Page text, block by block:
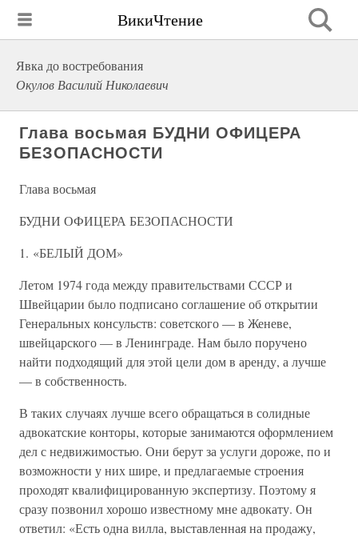
ВикиЧтение
Явка до востребования
Окулов Василий Николаевич
Глава восьмая БУДНИ ОФИЦЕРА
БЕЗОПАСНОСТИ
Глава восьмая
БУДНИ ОФИЦЕРА БЕЗОПАСНОСТИ
1. «БЕЛЫЙ ДОМ»
Летом 1974 года между правительствами СССР и
Швейцарии было подписано соглашение об открытии
Генеральных консульств: советского — в Женеве,
швейцарского — в Ленинграде. Нам было поручено
найти подходящий для этой цели дом в аренду, а лучше
— в собственность.
В таких случаях лучше всего обращаться в солидные
адвокатские конторы, которые занимаются оформлением
дел с недвижимостью. Они берут за услуги дороже, по и
возможности у них шире, и предлагаемые строения
проходят квалифицированную экспертизу. Поэтому я
сразу позвонил хорошо известному мне адвокату. Он
ответил: «Есть одна вилла, выставленная на продажу,